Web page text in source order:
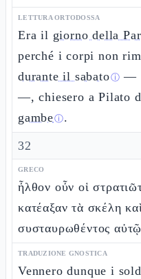
LETTURA ORTODOSSA
Era il giorno della
perché i corpi non
durante il sabatoⓘ —
—, chiesero a Pilato
gambeⓘ.
32
GRECO
ἦλθον οὖν οἱ
κατέαξαν τὰ σκέλη
συσταυρωθέντος
TRADUZIONE GNOSTICA
Vennero dunque i